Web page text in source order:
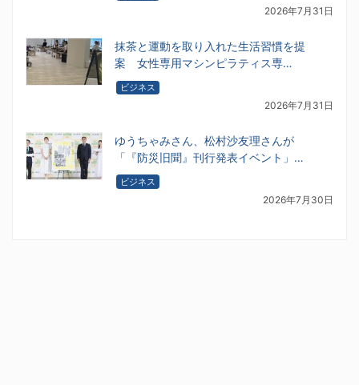
2026年7月31日
抹茶と運動を取り入れた生活習慣を提
案 女性専用マシンピラティス専…
ビジネス
2026年7月31日
ゆうちゃみさん、松村沙友理さんが
「『防災旧聞』刊行発表イベント」…
ビジネス
2026年7月30日